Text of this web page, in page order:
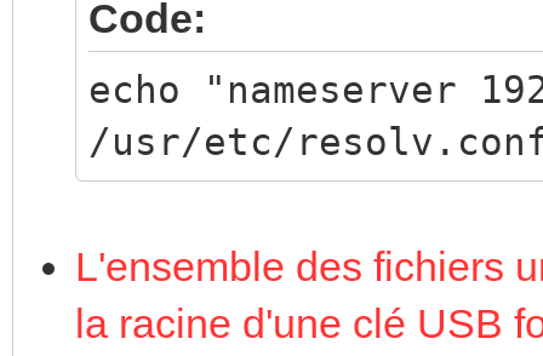
Code:
echo "nameserver
/usr/etc/
L'ensemble des fichiers
la racine d'une clé USB